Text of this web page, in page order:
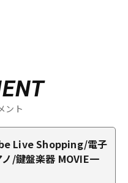
ント
Live Shopping/電子
ノ/鍵盤楽器 MOVIE一